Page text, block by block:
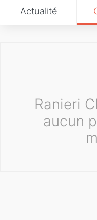
Actualité
Ranieri
aucun